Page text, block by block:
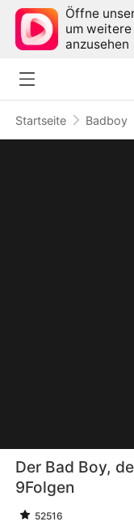
Öffne
um
anzusehen
Startseite Badboy
Der Bad Boy,
9Folgen
52516